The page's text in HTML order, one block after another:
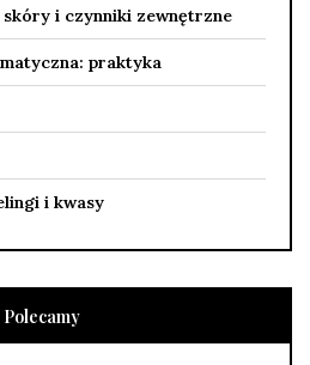
skóry i czynniki zewnętrzne
praktyka
i kwasy
Polecamy